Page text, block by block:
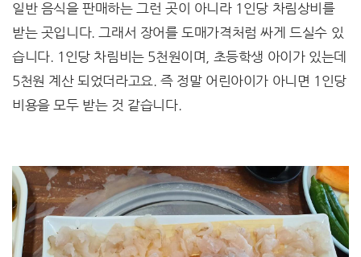
일반 음식을 판매하는 그런 곳이 아니라 1인당 차림상비를
받는 곳입니다. 그래서 장어를 도매가격처럼 싸게 드실수 있
습니다. 1인당 차림비는 5천원이며, 초등학생 아이가 있는데
5천원 계산 되었더라고요. 즉 정말 어린아이가 아니면 1인당
비용을 모두 받는 것 같습니다.